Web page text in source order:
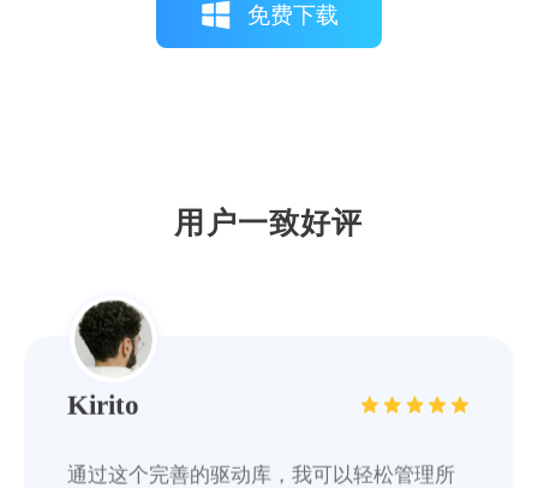
免费下载
用户一致好评
Izuku11
Kirito
通过这个完善的驱动库，我可以轻松管理所